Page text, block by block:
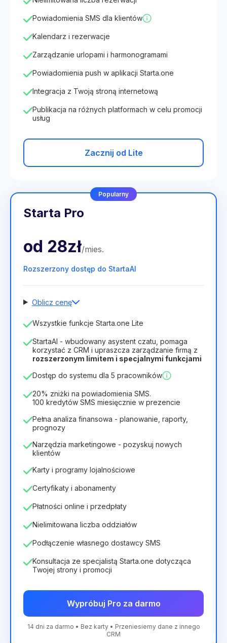
Powiadomienia SMS dla klientów
Kalendarz i rezerwacje
Zarządzanie urlopami i harmonogramami
Powiadomienia push w aplikacji Starta.one
Integracja z Twoją stroną internetową
Publikacja na różnych platformach w celu promocji
usług
Zacznij od Lite
Popularny
Starta Pro
od 28zł/mies.
Rozszerzony dostęp do StartaAI
Oblicz cenę
Liczba pracowników
Czas trwania licencji
12 Months(zniżka -25%) Opłacalny
40zł28zł miesiąc
336zł za 12 Months
Wszystkie funkcje Starta.one Lite
StartaAI - wbudowany asystent czatu, pomaga
korzystać z CRM i upraszcza zarządzanie firmą z
rozszerzonym limitem i specjalnymi funkcjami
Dostęp do systemu dla 5 pracowników
20% zniżki na powiadomienia SMS.
100 kredytów SMS miesięcznie w prezencie
Pełna analiza finansowa - planowanie, raporty,
prognozy
Narzędzia marketingowe - pozyskuj nowych
klientów
Karty i programy lojalnościowe
Certyfikaty i abonamenty
Płatności online i przedpłaty
Nielimitowana liczba oddziałów
Podłączenie własnego dostawcy SMS
Konsultacja ze specjalistą Starta.one dotycząca
Twojej strony i promocji
Wypróbuj Pro za darmo
14 dni za darmo • Bez karty • Przeniesiemy dane z innego
CRM